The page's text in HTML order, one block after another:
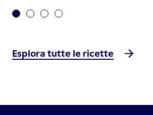
Esplora tutte le ricette